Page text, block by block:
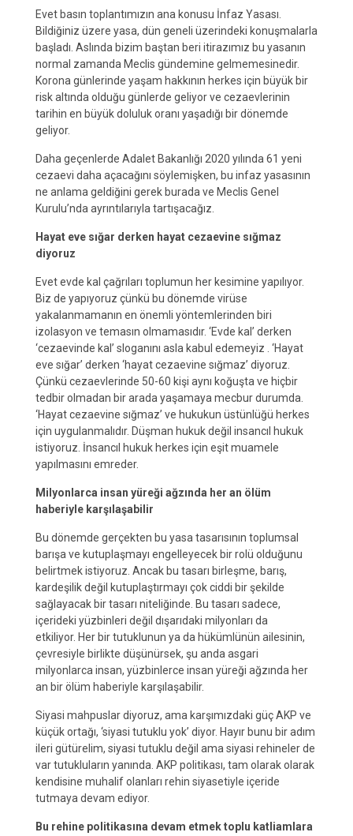
Evet basın toplantımızın ana konusu İnfaz Yasası.
Bildiğiniz üzere yasa, dün geneli üzerindeki konuşmalarla
başladı. Aslında bizim baştan beri itirazımız bu yasanın
normal zamanda Meclis gündemine gelmemesinedir.
Korona günlerinde yaşam hakkının herkes için büyük bir
risk altında olduğu günlerde geliyor ve cezaevlerinin
tarihin en büyük doluluk oranı yaşadığı bir dönemde
geliyor.
Daha geçenlerde Adalet Bakanlığı 2020 yılında 61 yeni
cezaevi daha açacağını söylemişken, bu infaz yasasının
ne anlama geldiğini gerek burada ve Meclis Genel
Kurulu’nda ayrıntılarıyla tartışacağız.
Hayat eve sığar derken hayat cezaevine sığmaz
diyoruz
Evet evde kal çağrıları toplumun her kesimine yapılıyor.
Biz de yapıyoruz çünkü bu dönemde virüse
yakalanmamanın en önemli yöntemlerinden biri
izolasyon ve temasın olmamasıdır. ‘Evde kal’ derken
‘cezaevinde kal’ sloganını asla kabul edemeyiz . ‘Hayat
eve sığar’ derken ‘hayat cezaevine sığmaz’ diyoruz.
Çünkü cezaevlerinde 50-60 kişi aynı koğuşta ve hiçbir
tedbir olmadan bir arada yaşamaya mecbur durumda.
‘Hayat cezaevine sığmaz’ ve hukukun üstünlüğü herkes
için uygulanmalıdır. Düşman hukuk değil insancıl hukuk
istiyoruz. İnsancıl hukuk herkes için eşit muamele
yapılmasını emreder.
Milyonlarca insan yüreği ağzında her an ölüm
haberiyle karşılaşabilir
Bu dönemde gerçekten bu yasa tasarısının toplumsal
barışa ve kutuplaşmayı engelleyecek bir rolü olduğunu
belirtmek istiyoruz. Ancak bu tasarı birleşme, barış,
kardeşilik değil kutuplaştırmayı çok ciddi bir şekilde
sağlayacak bir tasarı niteliğinde. Bu tasarı sadece,
içerideki yüzbinleri değil dışarıdaki milyonları da
etkiliyor. Her bir tutuklunun ya da hükümlünün ailesinin,
çevresiyle birlikte düşünürsek, şu anda asgari
milyonlarca insan, yüzbinlerce insan yüreği ağzında her
an bir ölüm haberiyle karşılaşabilir.
Siyasi mahpuslar diyoruz, ama karşımızdaki güç AKP ve
küçük ortağı, ‘siyasi tutuklu yok’ diyor. Hayır bunu bir adım
ileri gütürelim, siyasi tutuklu değil ama siyasi rehineler de
var tutukluların yanında. AKP politikası, tam olarak olarak
kendisine muhalif olanları rehin siyasetiyle içeride
tutmaya devam ediyor.
Bu rehine politikasına devam etmek toplu katliamlara